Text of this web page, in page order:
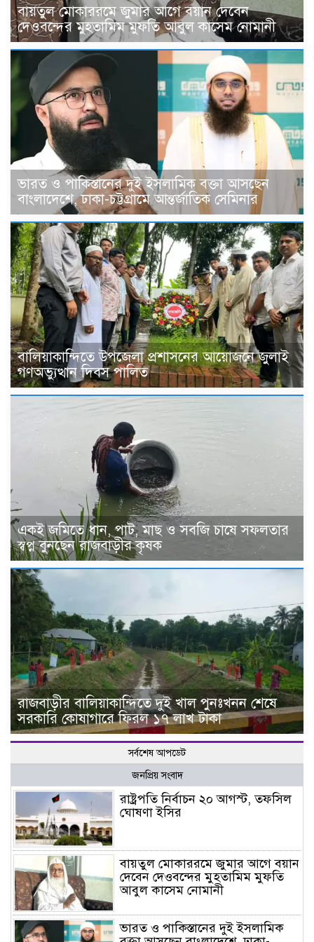
বায়তুল মোকাররমে জুমার আগে বয়ান দেবেন
দেওবন্দের মুহতামিম মুফতি আবুল কাসেম নোমানী
ভারত ও পাকিস্তানের দুই ইসলামিক বক্তা আসছেন
বাংলাদেশে, ঢাকা-চট্টগ্রামে আন্তর্জাতিক সেমিনার
বালিয়াকান্দিতে উপজেলা প্রশাসনের আয়োজনে জুলাই
গণঅভ্যুত্থান দিবস পালিত
একই জমিতে ধান, পাট, মাছ ও সবজি চাষে সফলতার
স্বপ্ন বুনছেন রাজবাড়ীর কৃষক
রাজবাড়ীর বালিয়াকান্দিতে দুই খাল পুনঃখনন শেষে
সরকারি কোষাগারে ফিরল ১৭ লাখ টাকা
সর্বশেষ আপডেট
জনপ্রিয় সংবাদ
রাষ্ট্রপতি নির্বাচন ২০ আগস্ট, তফসিল
ঘোষণা ইসির
বায়তুল মোকাররমে জুমার আগে বয়ান
দেবেন দেওবন্দের মুহতামিম মুফতি
আবুল কাসেম নোমানী
ভারত ও পাকিস্তানের দুই ইসলামিক